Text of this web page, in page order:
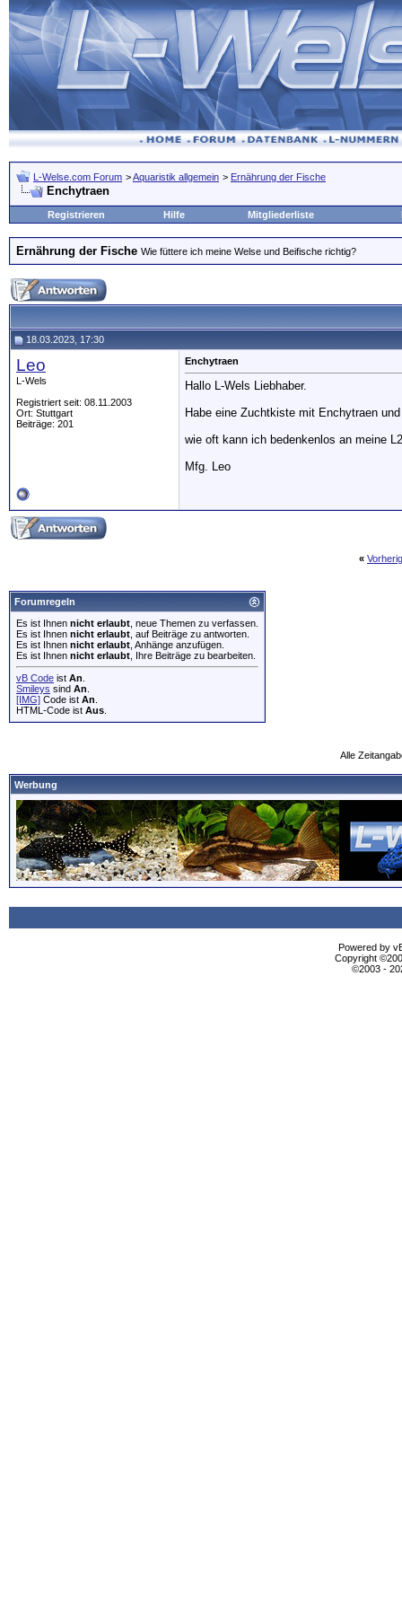
L-Welse.com Forum >Aquaristik allgemein > Ernährung der Fische
Enchytraen
Registrieren Hilfe Mitgliederliste
Ernährung der Fische Wie füttere ich meine Welse und Beifische richtig?
18.03.2023, 17:30
Leo
L-Wels
Registriert seit: 08.11.2003
Ort: Stuttgart
Beiträge: 201
Enchytraen
Hallo L-Wels Liebhaber.
Habe eine Zuchtkiste mit Enchytraen
wie oft kann ich bedenkenlos an meine
Mfg. Leo
«
Forumregeln
Es ist Ihnen nicht erlaubt , neue Themen zu verfassen.
Es ist Ihnen nicht erlaubt , auf Beiträge zu antworten.
Es ist Ihnen nicht erlaubt , Anhänge anzufügen.
Es ist Ihnen nicht erlaubt , Ihre Beiträge zu bearbeiten.
vB Code ist An
Smileys sind An
[IMG] Code ist An
HTML-Code ist Aus
Alle
Werbung
Powered by
Copyright
©2003 -